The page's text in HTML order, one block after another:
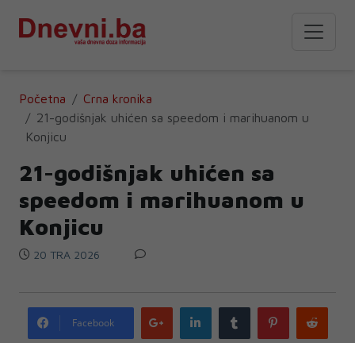
Početna
Crna kronika
21-godišnjak uhićen sa speedom i marihuanom u
Konjicu
21-godišnjak uhićen sa
speedom i marihuanom u
Konjicu
20 TRA 2026
Facebook
Google
plus
LinkedIn Tumblr Pinterest